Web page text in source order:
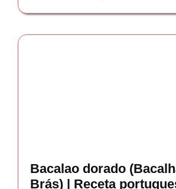
Bacalao dorado
Brás) | Receta